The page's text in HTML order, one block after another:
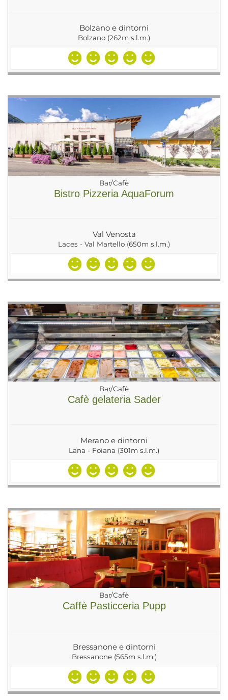
Bolzano e dintorni
Bolzano (262m s.l.m.)
Bar/Cafè
Bistro Pizzeria AquaForum
Val Venosta
Laces - Val Martello (650m s.l.m.)
Bar/Cafè
Cafè gelateria Sader
Merano e dintorni
Lana - Foiana (301m s.l.m.)
Bar/Cafè
Caffè Pasticceria Pupp
Bressanone e dintorni
Bressanone (565m s.l.m.)